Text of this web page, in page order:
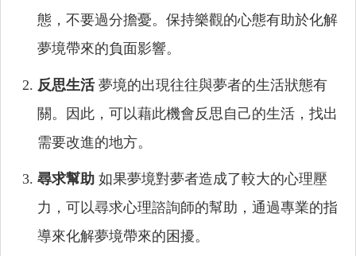
態，不要過分擔憂。保持樂觀的心態有助於化解
夢境帶來的負面影響。
反思生活夢境的出現往往與夢者的生活狀態有
關。因此，可以藉此機會反思自己的生活，找出
需要改進的地方。
尋求幫助 如果夢境對夢者造成了較大的心理壓
力，可以尋求心理諮詢師的幫助，通過專業的指
導來化解夢境帶來的困擾。